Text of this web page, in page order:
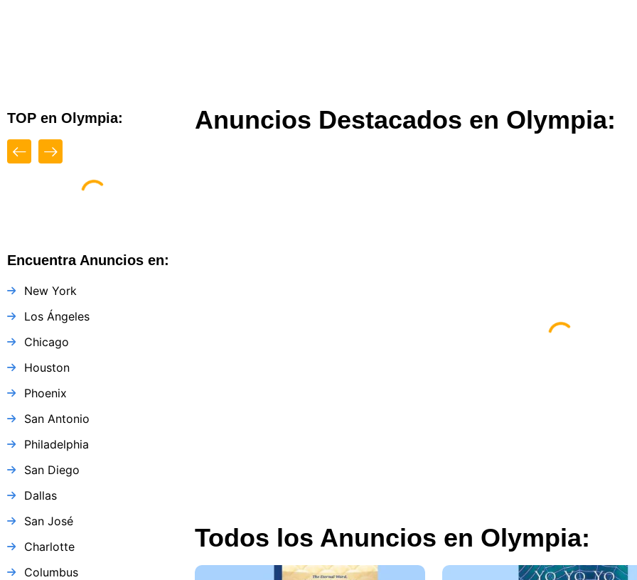
TOP en Olympia:
Encuentra Anuncios en:
New York
Los Ángeles
Chicago
Houston
Phoenix
San Antonio
Philadelphia
San Diego
Dallas
San José
Charlotte
Columbus
Anuncios Destacados en Olympia:
Todos los Anuncios en Olympia: